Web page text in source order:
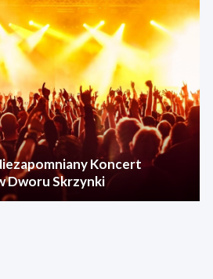
Koncert
Dworu Skrzynki